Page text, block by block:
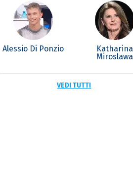
Alessio Di Ponzio
Katharina
Miroslawa
VEDI TUTTI